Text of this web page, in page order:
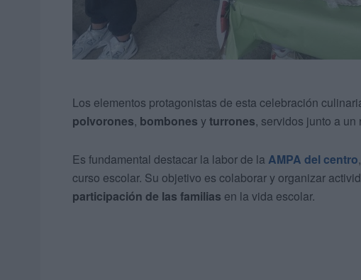
Los elementos protagonistas de esta celebración
polvorones, bombones yturrones, servidos junto a un
Es fundamental destacar la labor de la AMPA del centro
curso escolar. Su objetivo es colaborar y organizar
participación de las familias en la vida escolar.